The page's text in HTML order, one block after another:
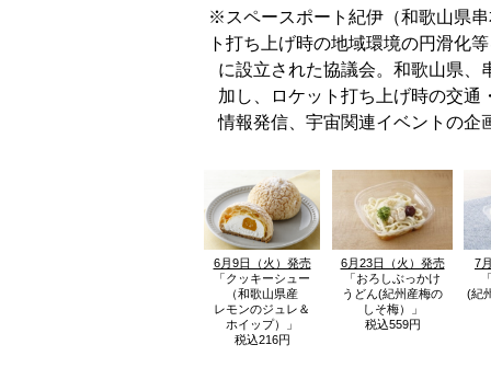
※スペースポート紀伊（和歌山県
ト打ち上げ時の地域環境の円滑化
に設立された協議会。和歌山県
加し、ロケット打ち上げ時の交
情報発信、宇宙関連イベントの企
6月9日（火）発売
「クッキーシュー
（和歌山県産
レモンのジュレ＆
ホイップ）」
税込216円
6月23日（火）発売
「おろしぶっかけ
うどん(紀州産梅の
しそ梅）」
税込559円
7
(紀